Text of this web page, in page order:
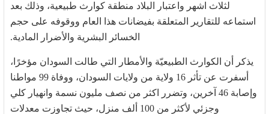
لثلاث اشهر واعتبار البلاد منطقة كوارث طبيعية، وذلك بعد
استماعه للتقارير المتعلقة بفيضانات هذا العام ووقوفه على حجم
الخسائر البشرية والأضرار المادية.
يذكر أن الكوارث الطبيعيّة والأمطار التي طالت السودان مؤخرًا،
أسفرت عن تأثر 16 ولاية من ولايات السودان، ووفاة 99 مواطنا
وإصابة 46 آخرين، وتضرر اكثر من نصف مليون نسمة وانهيار كلي
وجزئي لأكثر من 100 ألف منزل، حيث تجاوزت معدلات